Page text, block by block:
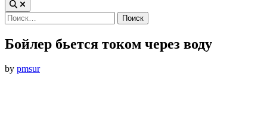
Найти:
Бойлер бьется током через воду
by pmsur